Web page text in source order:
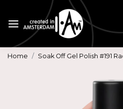
Home Soak Off Gel Polish #191